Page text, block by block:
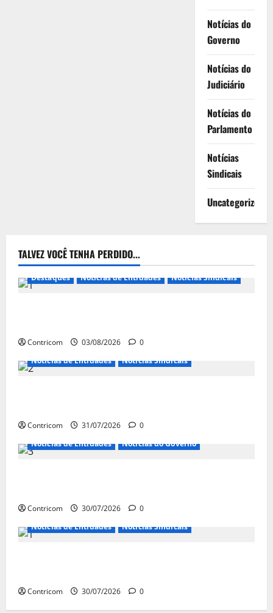
Notícias do
Governo
Notícias do
Judiciário
Notícias do
Parlamento
Notícias
Sindicais
Uncategorized
TALVEZ VOCÊ TENHA PERDIDO...
Destaques Notícias de Entidades Notícias Sindicais
Contricom 03/08/2026
0
Notícias de Entidades
Notícias Sindicais
Contricom 31/07/2026
0
Notícias de Entidades
Notícias do Governo
Contricom 30/07/2026
0
Notícias de Entidades
Notícias Sindicais
Contricom 30/07/2026 0